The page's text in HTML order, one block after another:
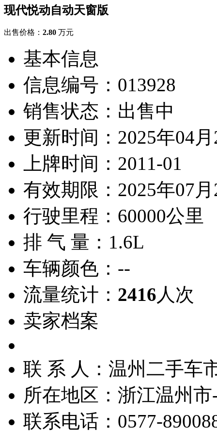
现代悦动自动天窗版
出售价格： 2.80 万元
基本信息
信息编号：013928
销售状态： 出售中
更新时间： 2025年04
上牌时间： 2011-01
有效期限： 2025年07
行驶里程： 60000公里
排 气 量： 1.6L
车辆颜色： --
流量统计： 2416人次
卖家档案
联 系 人： 温州二手车
所在地区： 浙江温州
联系电话： 0577-